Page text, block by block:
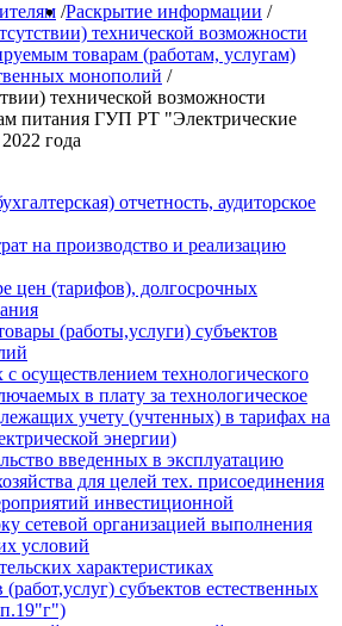
/Раскрытие информации /
технической возможности
товарам (работам, услугам)
монополий /
технической возможности
питания ГУП РТ "Электрические
года
отчетность, аудиторское
на производство и реализацию
цен (тарифов), долгосрочных
(работы,услуги) субъектов
осуществлением технологического
в плату за технологическое
учету (учтенных) в тарифах на
энергии)
введенных в эксплуатацию
для целей тех. присоединения
инвестиционной
сетевой организацией выполнения
условий
характеристиках
субъектов естественных